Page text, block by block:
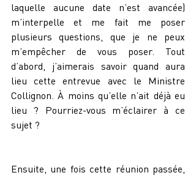
laquelle aucune date n’est avancée)
m’interpelle et me fait me poser
plusieurs questions, que je ne peux
m’empêcher de vous poser. Tout
d’abord, j’aimerais savoir quand aura
lieu cette entrevue avec le Ministre
Collignon. À moins qu’elle n’ait déjà eu
lieu ? Pourriez-vous m’éclairer à ce
sujet ?
Ensuite, une fois cette réunion passée,